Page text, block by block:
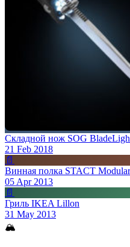
Складной нож SOG
21 Feb 2018
📄
Винная полка STACT
05 Apr 2013
📄
Гриль IKEA Lillon
31 May 2013
🏔